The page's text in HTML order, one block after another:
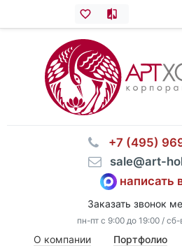
⠀+7 (495)
⠀sale@art-
написать
Заказать звонок
пн-пт с 9:00 до 19:00 /
О компании Портфолио